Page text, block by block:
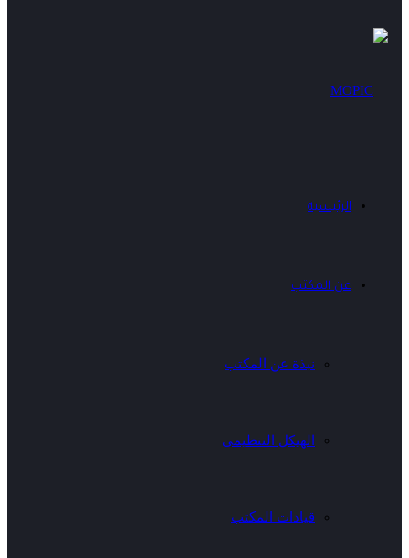
الرئيسية
عن المكتب
نبذة عن المكتب
الهيكل التنظيمى
قيادات المكتب